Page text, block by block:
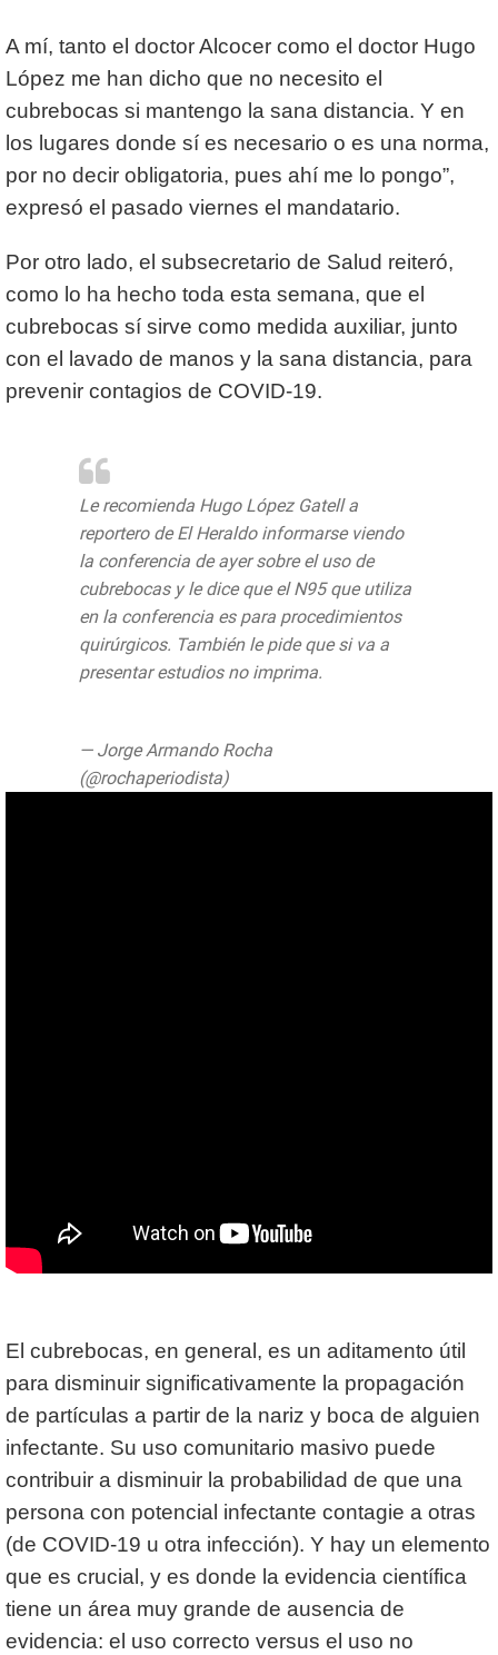
A mí, tanto el doctor Alcocer como el doctor Hugo
López me han dicho que no necesito el
cubrebocas si mantengo la sana distancia. Y en
los lugares donde sí es necesario o es una norma,
por no decir obligatoria, pues ahí me lo pongo”,
expresó el pasado viernes el mandatario.
Por otro lado, el subsecretario de Salud reiteró,
como lo ha hecho toda esta semana, que el
cubrebocas sí sirve como medida auxiliar, junto
con el lavado de manos y la sana distancia, para
prevenir contagios de COVID-19.
Le recomienda Hugo López Gatell a
reportero de El Heraldo informarse viendo
la conferencia de ayer sobre el uso de
cubrebocas y le dice que el N95 que utiliza
en la conferencia es para procedimientos
quirúrgicos. También le pide que si va a
presentar estudios no imprima.
— Jorge Armando Rocha
(@rochaperiodista)
El cubrebocas, en general, es un aditamento útil
para disminuir significativamente la propagación
de partículas a partir de la nariz y boca de alguien
infectante. Su uso comunitario masivo puede
contribuir a disminuir la probabilidad de que una
persona con potencial infectante contagie a otras
(de COVID-19 u otra infección). Y hay un elemento
que es crucial, y es donde la evidencia científica
tiene un área muy grande de ausencia de
evidencia: el uso correcto versus el uso no